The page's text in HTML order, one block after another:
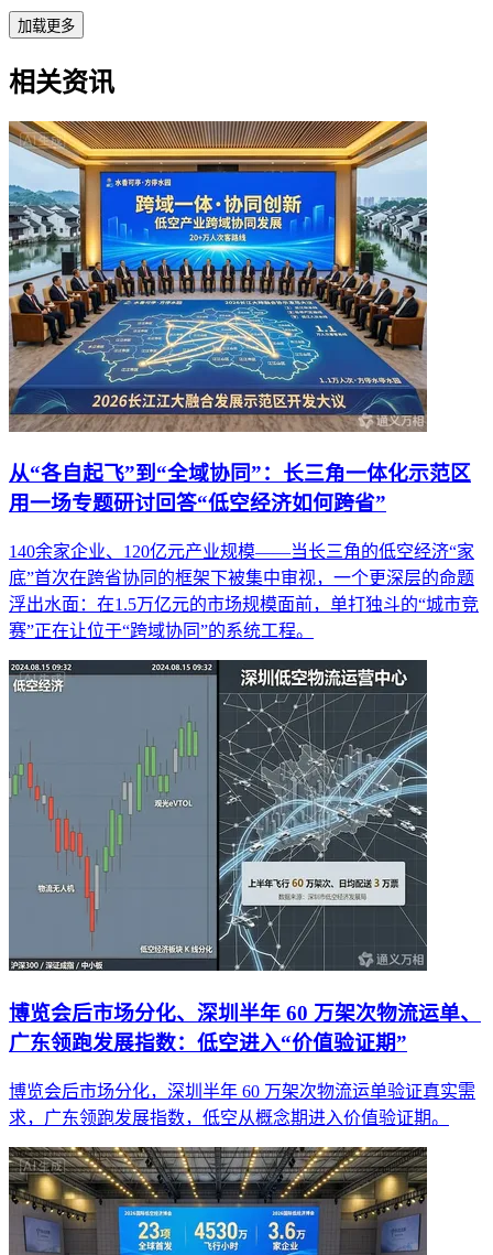
加载更多
相关资讯
从“各自起飞”到“全域协同”：长三角一体化示范区
用一场专题研讨回答“低空经济如何跨省”
140余家企业、120亿元产业规模——当长三角的低空经济“家
底”首次在跨省协同的框架下被集中审视，一个更深层的命题
浮出水面：在1.5万亿元的市场规模面前，单打独斗的“城市竞
赛”正在让位于“跨域协同”的系统工程。
博览会后市场分化、深圳半年 60 万架次物流运单、
广东领跑发展指数：低空进入“价值验证期”
博览会后市场分化，深圳半年 60 万架次物流运单验证真实需
求，广东领跑发展指数，低空从概念期进入价值验证期。